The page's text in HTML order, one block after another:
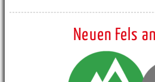
Neuen Fels